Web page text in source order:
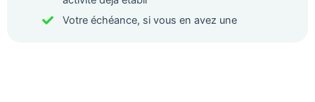
Votre échéance, si vous en avez une